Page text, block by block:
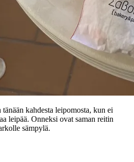
kahdesta leipomosta, kun ei
leipää. Onneksi ovat saman reitin
sämpylä.